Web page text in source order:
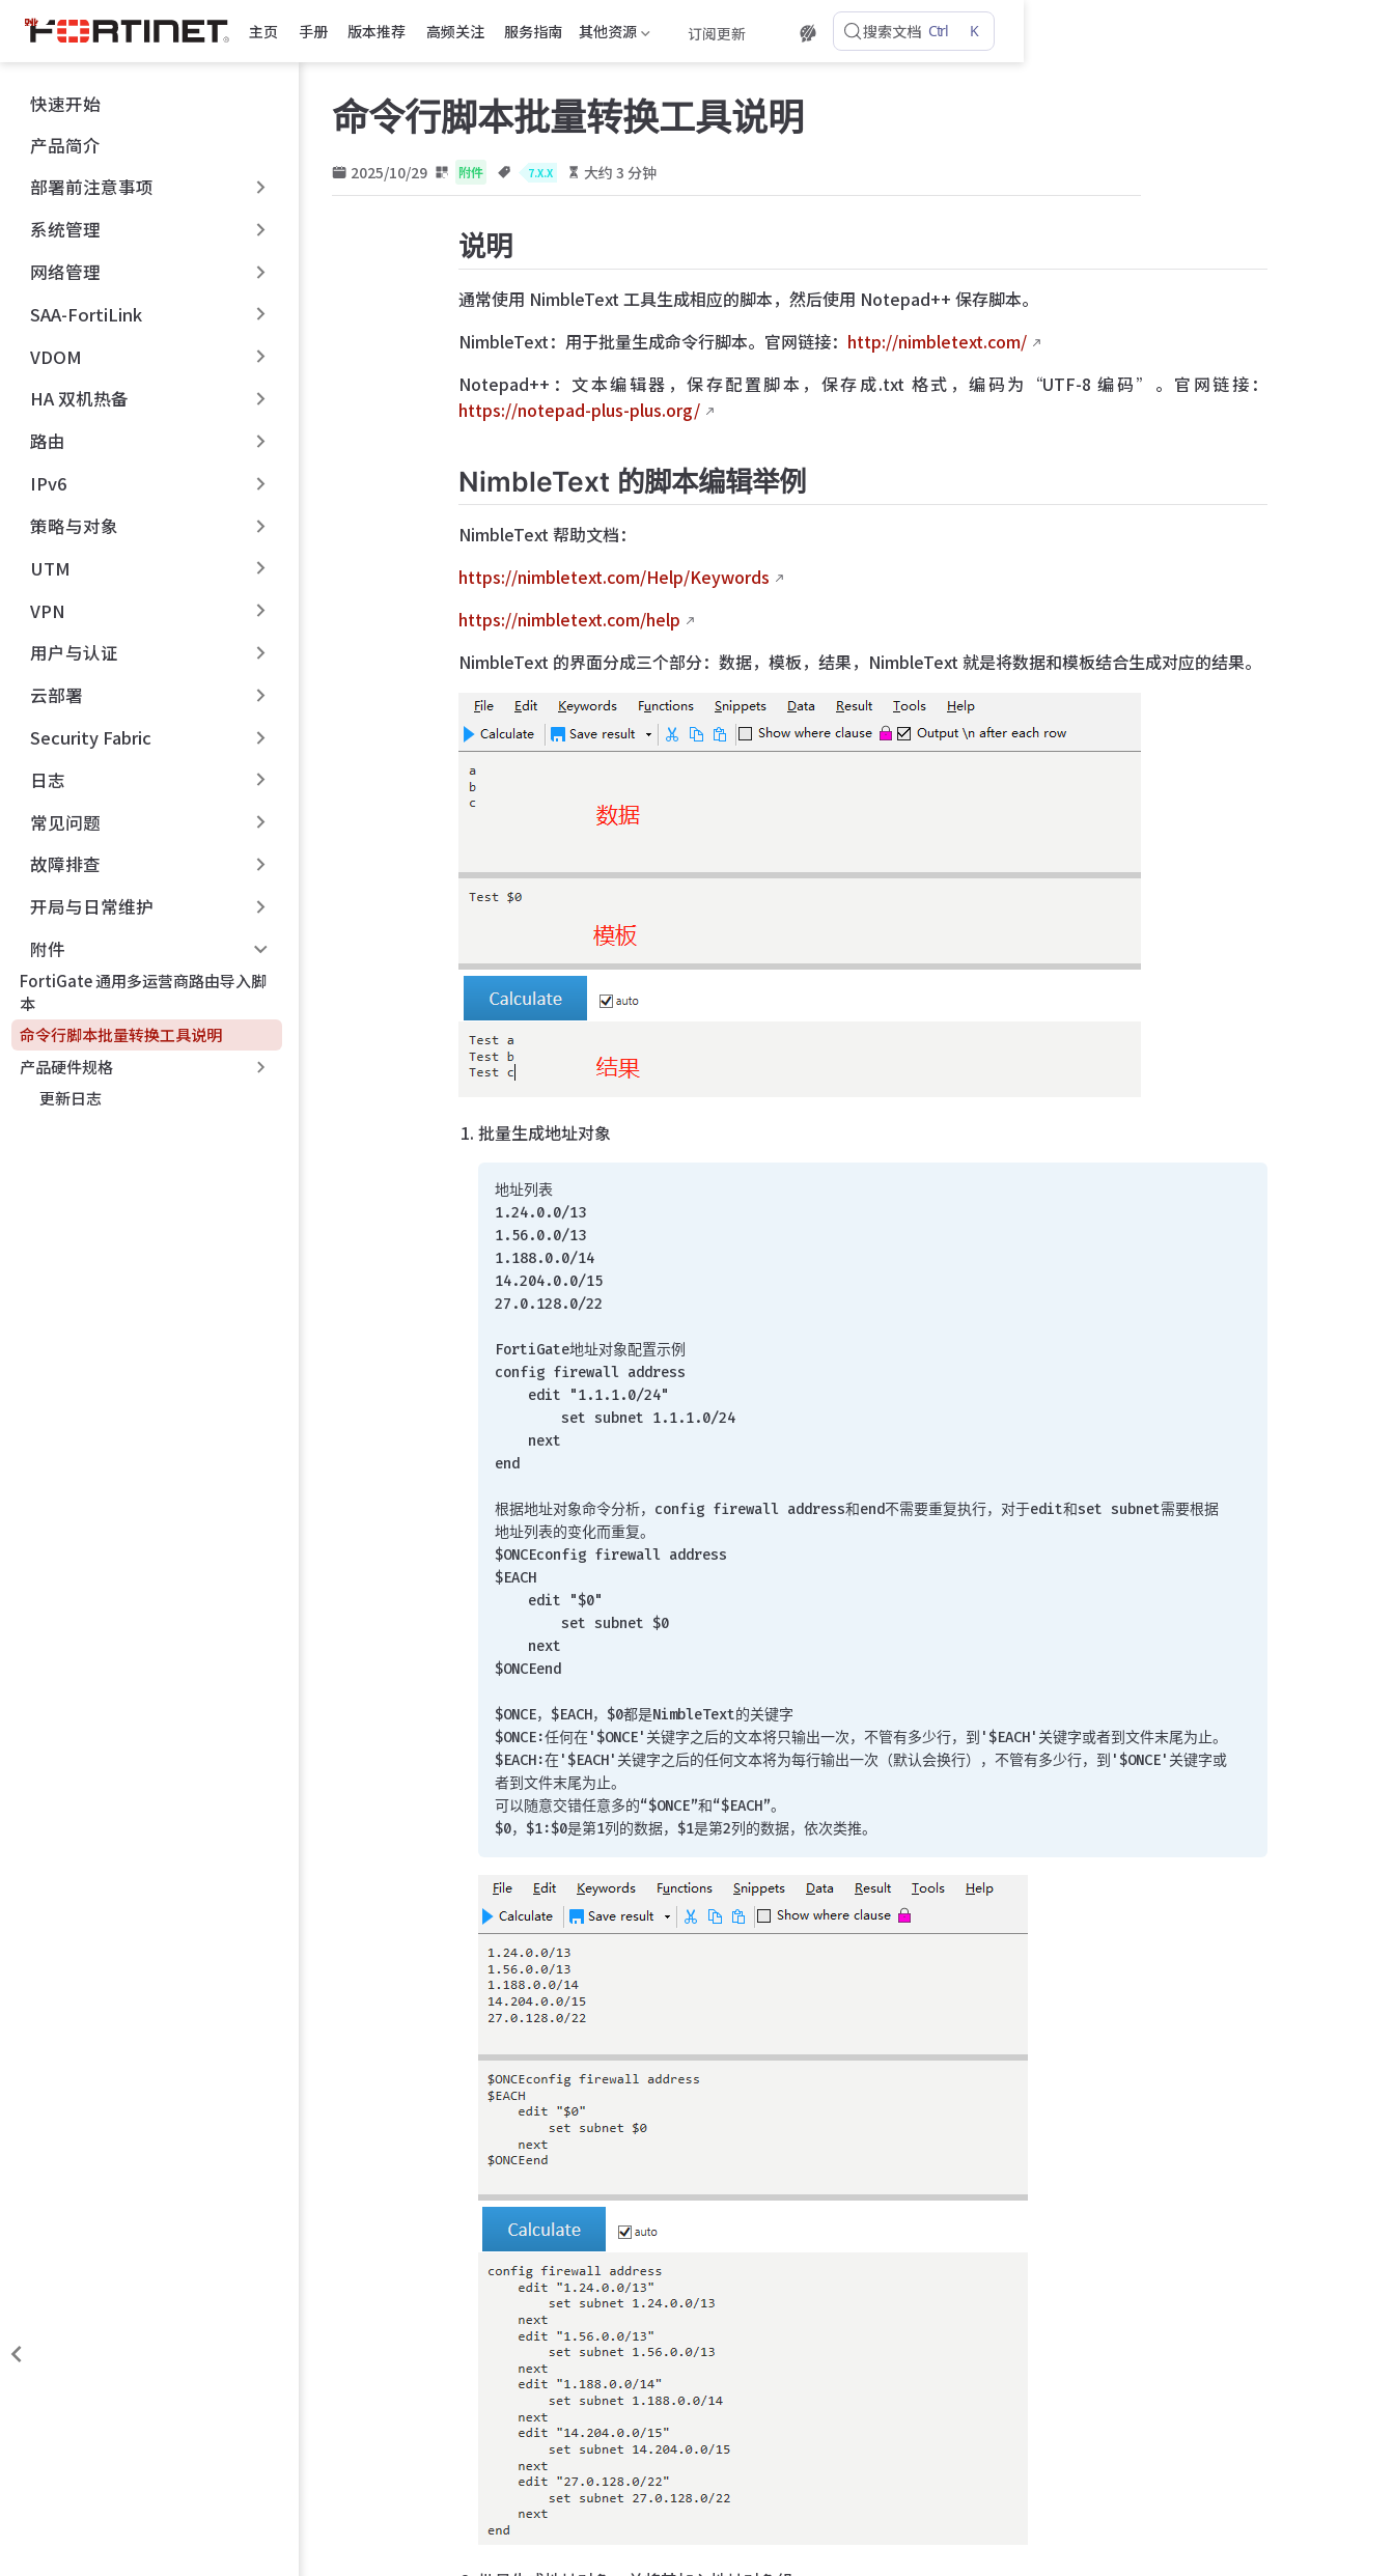
跳
至
主
內
容
主页 手册 版本推荐 高频关注 服务指南 其他资源 订阅更新 搜索文档 Ctrl K
快速开始
产品简介
部署前注意事项
系统管理
网络管理
SAA-FortiLink
VDOM
HA 双机热备
路由
IPv6
策略与对象
UTM
VPN
用户与认证
云部署
Security Fabric
日志
常见问题
故障排查
开局与日常维护
附件
FortiGate 通用多运营商路由导入脚
本
命令行脚本批量转换工具说明
产品硬件规格
更新日志
命令行脚本批量转换工具说明
2025/10/29 附件 7.X.X 大约 3 分钟
说明
通常使用 NimbleText 工具生成相应的脚本，然后使用 Notepad++ 保存脚本。
NimbleText：用于批量生成命令行脚本。官网链接： http://nimbletext.com/
Notepad++：文本编辑器，保存配置脚本，保存成.txt 格式，编码为“UTF-8 编码”。官网链接：
https://notepad-plus-plus.org/
NimbleText 的脚本编辑举例
NimbleText 帮助文档：
https://nimbletext.com/Help/Keywords
https://nimbletext.com/help
NimbleText 的界面分成三个部分：数据，模板，结果，NimbleText 就是将数据和模板结合生成对应的结果。
批量生成地址对象
地址列表
1.24.0.0/13
1.56.0.0/13
1.188.0.0/14
14.204.0.0/15
27.0.128.0/22
FortiGate地址对象配置示例
config firewall address
    edit "1.1.1.0/24"
        set subnet 1.1.1.0/24
    next
end
根据地址对象命令分析，config firewall address和end不需要重复执行，对于edit和set subnet需要根据
地址列表的变化而重复。
$ONCEconfig firewall address
$EACH
    edit "$0"
        set subnet $0
    next
$ONCEend
$ONCE，$EACH，$0都是NimbleText的关键字
$ONCE:任何在'$ONCE'关键字之后的文本将只输出一次，不管有多少行，到'$EACH'关键字或者到文件末尾为止。
$EACH:在'$EACH'关键字之后的任何文本将为每行输出一次（默认会换行），不管有多少行，到'$ONCE'关键字或
者到文件末尾为止。
可以随意交错任意多的“$ONCE”和“$EACH”。
$0，$1:$0是第1列的数据，$1是第2列的数据，依次类推。